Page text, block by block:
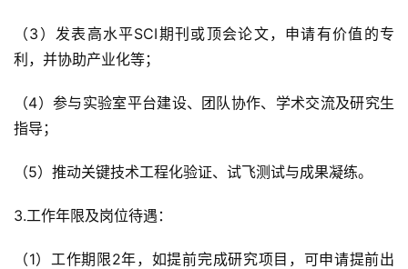
（3）发表高水平SCI期刊或顶会论文，申请有价值的专
利，并协助产业化等；
（4）参与实验室平台建设、团队协作、学术交流及研究生
指导；
（5）推动关键技术工程化验证、试飞测试与成果凝练。
3.工作年限及岗位待遇：
（1）工作期限2年，如提前完成研究项目，可申请提前出